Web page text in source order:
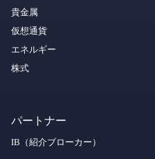
貴金属
仮想通貨
エネルギー
株式
パートナー
IB（紹介ブローカー）